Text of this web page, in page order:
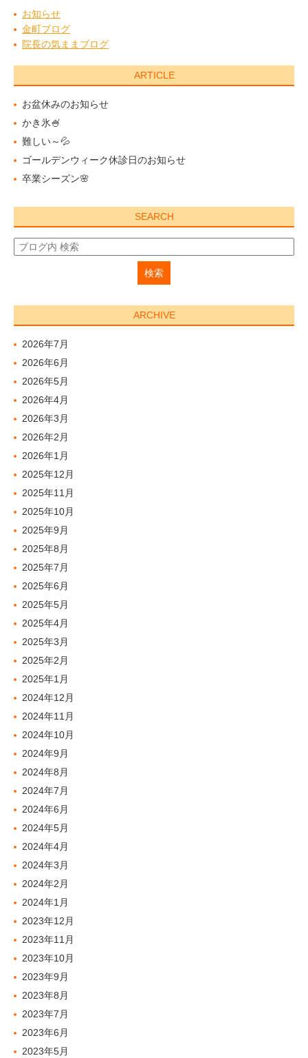
お知らせ
金町ブログ
院長の気ままブログ
ARTICLE
お盆休みのお知らせ
かき氷🍧
難しい～💦
ゴールデンウィーク休診日のお知らせ
卒業シーズン🌸
SEARCH
ARCHIVE
2026年7月
2026年6月
2026年5月
2026年4月
2026年3月
2026年2月
2026年1月
2025年12月
2025年11月
2025年10月
2025年9月
2025年8月
2025年7月
2025年6月
2025年5月
2025年4月
2025年3月
2025年2月
2025年1月
2024年12月
2024年11月
2024年10月
2024年9月
2024年8月
2024年7月
2024年6月
2024年5月
2024年4月
2024年3月
2024年2月
2024年1月
2023年12月
2023年11月
2023年10月
2023年9月
2023年8月
2023年7月
2023年6月
2023年5月